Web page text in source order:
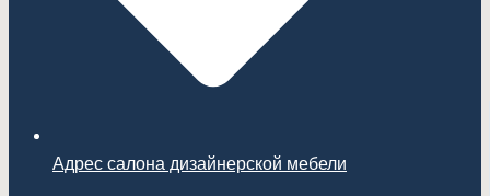
Адрес салона дизайнерской мебели